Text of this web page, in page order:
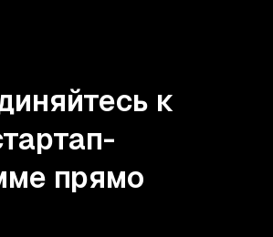
к
прямо